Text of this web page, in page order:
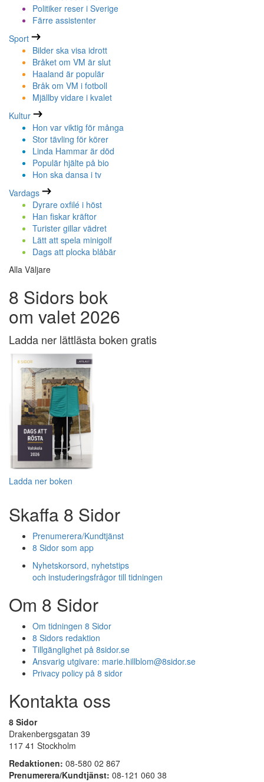
Politiker reser i Sverige
Färre assistenter
Sport
Bilder ska visa idrott
Bråket om VM är slut
Haaland är populär
Bråk om VM i fotboll
Mjällby vidare i kvalet
Kultur
Hon var viktig för många
Stor tävling för körer
Linda Hammar är död
Populär hjälte på bio
Hon ska dansa i tv
Vardags
Dyrare oxfilé i höst
Han fiskar kräftor
Turister gillar vädret
Lätt att spela minigolf
Dags att plocka blåbär
Alla Väljare
8 Sidors bok
om valet 2026
Ladda ner lättlästa boken gratis
Ladda ner boken
Skaffa 8 Sidor
Prenumerera/Kundtjänst
8 Sidor som app
Nyhetskorsord, nyhetstips
och instuderingsfrågor till tidningen
Om 8 Sidor
Om tidningen 8 Sidor
8 Sidors redaktion
Tillgänglighet på 8sidor.se
Ansvarig utgivare: marie.hillblom@8sidor.se
Privacy policy på 8 sidor
Kontakta oss
8 Sidor
Drakenbergsgatan 39
117 41 Stockholm
Redaktionen: 08-580 02 867
Prenumerera/Kundtjänst: 08-121 060 38